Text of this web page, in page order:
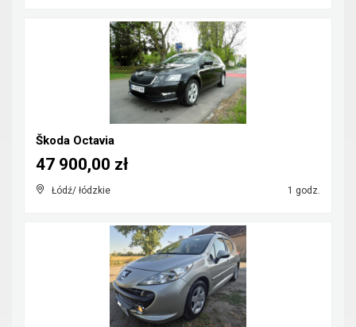
Škoda Octavia
Łódź/ łódzkie 1 godz.
47 900,00 zł